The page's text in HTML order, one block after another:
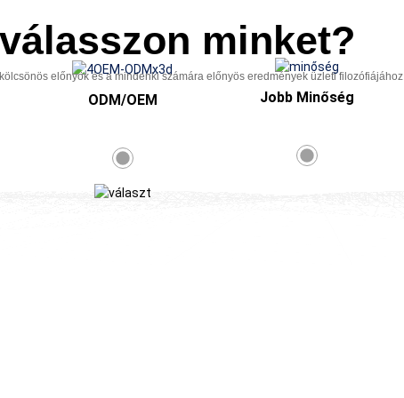
minket?
előnyök és a mindenki számára előnyös eredmények üzleti filozófiájához
ODM/OEM Jobb Minőség